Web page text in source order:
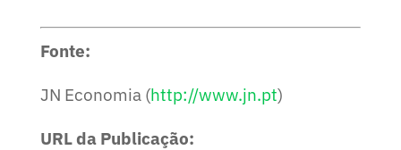
Fonte:
JN Economia (http://www.jn.pt)
URL da Publicação: